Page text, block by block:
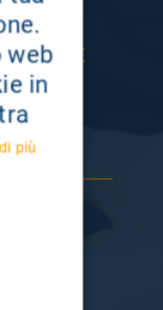
web
in
più